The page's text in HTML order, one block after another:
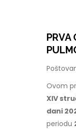
PRVA
Ovom
XIV
dani
periodu